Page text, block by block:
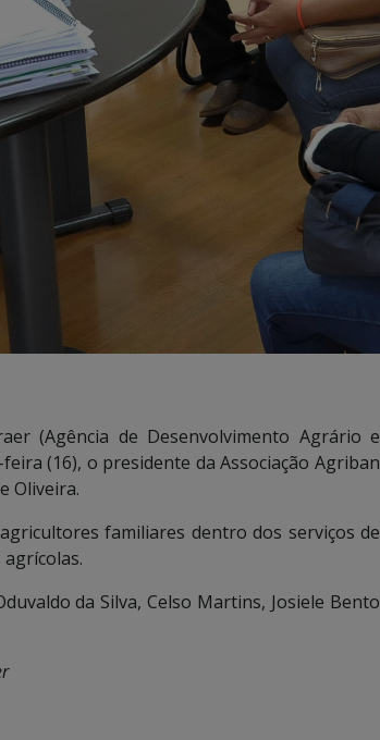
(Agência de Desenvolvimento Agrário e
(16), o presidente da Associação Agriban
Oliveira.
familiares dentro dos serviços de
da Silva, Celso Martins, Josiele Bento